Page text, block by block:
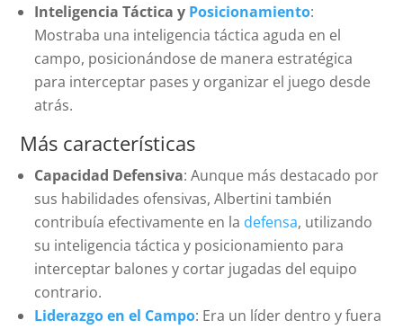
Inteligencia Táctica y Posicionamiento:
Mostraba una inteligencia táctica aguda en el
campo, posicionándose de manera estratégica
para interceptar pases y organizar el juego desde
atrás.
Más características
Capacidad Defensiva: Aunque más destacado por
sus habilidades ofensivas, Albertini también
contribuía efectivamente en la defensa, utilizando
su inteligencia táctica y posicionamiento para
interceptar balones y cortar jugadas del equipo
contrario.
Liderazgo en el Campo: Era un líder dentro y fuera